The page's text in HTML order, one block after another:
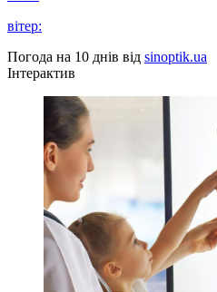
вітер:
Погода на 10 днів від sinoptik.ua
Інтерактив